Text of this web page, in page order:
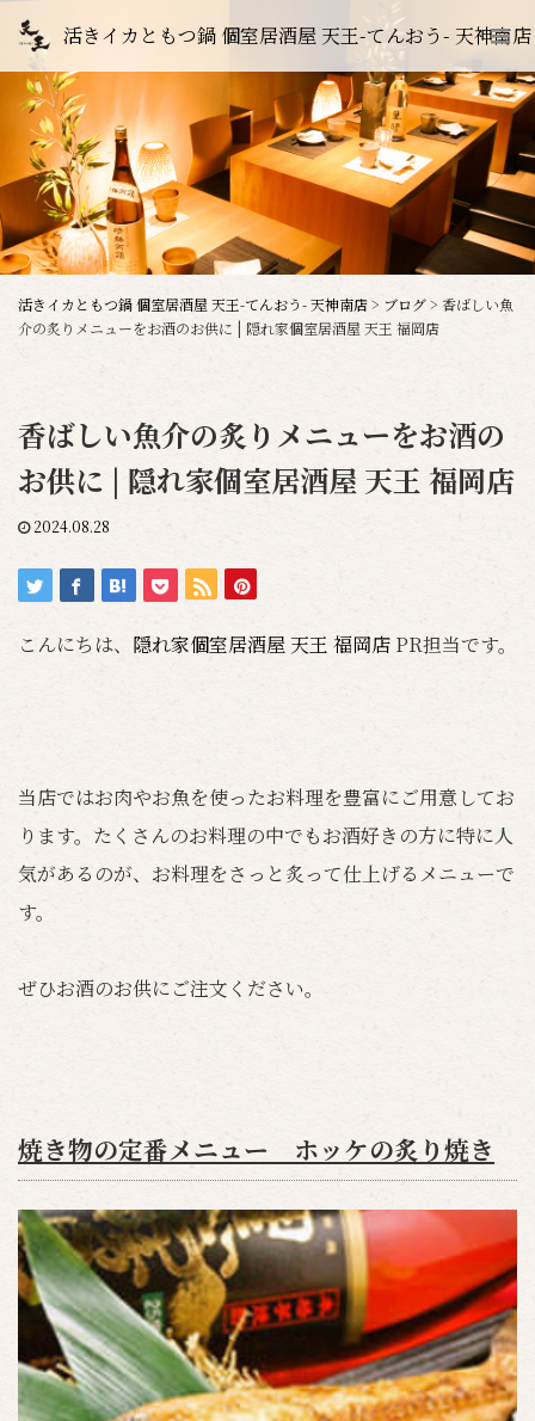
活きイカともつ鍋 個室居酒屋 天王-てんおう- 天神南店
活きイカともつ鍋 個室居酒屋 天王-てんおう- 天神南店> ブログ> 香ばしい魚
介の炙りメニューをお酒のお供に | 隠れ家個室居酒屋 天王 福岡店
香ばしい魚介の炙りメニューをお酒の
お供に | 隠れ家個室居酒屋 天王 福岡店
2024.08.28
こんにちは、 隠れ家個室居酒屋 天王 福岡店 PR担当です。
当店ではお肉やお魚を使ったお料理を豊富にご用意してお
ります。たくさんのお料理の中でもお酒好きの方に特に人
気があるのが、お料理をさっと炙って仕上げるメニューで
す。
ぜひお酒のお供にご注文ください。
焼き物の定番メニュー ホッケの炙り焼き